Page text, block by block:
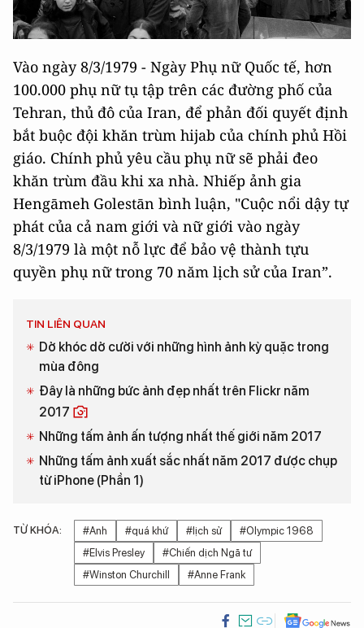
Vào ngày 8/3/1979 - Ngày Phụ nữ Quốc tế, hơn
100.000 phụ nữ tụ tập trên các đường phố của
Tehran, thủ đô của Iran, để phản đối quyết định
bắt buộc đội khăn trùm hijab của chính phủ Hồi
giáo. Chính phủ yêu cầu phụ nữ sẽ phải đeo
khăn trùm đầu khi xa nhà. Nhiếp ảnh gia
Hengāmeh Golestān bình luận, "Cuộc nổi dậy tự
phát của cả nam giới và nữ giới vào ngày
8/3/1979 là một nỗ lực để bảo vệ thành tựu
quyền phụ nữ trong 70 năm lịch sử của Iran”.
TIN LIÊN QUAN
Dở khóc dở cười với những hình ảnh kỳ quặc trong
mùa đông
Đây là những bức ảnh đẹp nhất trên Flickr năm
2017
Những tấm ảnh ấn tượng nhất thế giới năm 2017
Những tấm ảnh xuất sắc nhất năm 2017 được chụp
từ iPhone (Phần 1)
TỪ KHÓA: #Anh #quá khứ #lịch sử
#Olympic 1968
#Elvis Presley
#Chiến dịch Ngã tư
#Winston Churchill
#Anne Frank